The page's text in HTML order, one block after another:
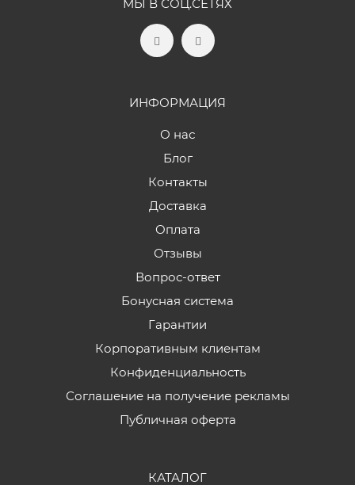
МЫ В СОЦ.СЕТЯХ
ИНФОРМАЦИЯ
О нас
Блог
Контакты
Доставка
Оплата
Отзывы
Вопрос-ответ
Бонусная система
Гарантии
Корпоративным клиентам
Конфиденциальность
Соглашение на получение рекламы
Публичная оферта
КАТАЛОГ